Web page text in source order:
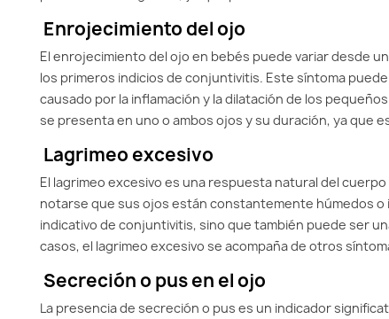
Enrojecimiento del ojo
El enrojecimiento del ojo en bebés puede variar desde
los primeros indicios de conjuntivitis. Este síntoma
causado por la inflamación y la dilatación de los
se presenta en uno o ambos ojos y su duración, ya que
Lagrimeo excesivo
El lagrimeo excesivo es una respuesta natural del
notarse que sus ojos están constantemente húmedos o
indicativo de conjuntivitis, sino que también puede ser
casos, el lagrimeo excesivo se acompaña de otros
Secreción o pus en el ojo
La presencia de secreción o pus es un indicador